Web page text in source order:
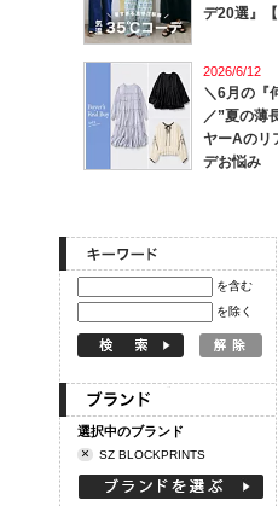
雑誌･書籍(一緒に買
定期購読
デ20選』
2026/6/12
＼6月の『
／”夏の薄
ヤーAのリ
デお悩み
を含む
を除く
選択中のブランド
× SZ BLOCKPRINTS